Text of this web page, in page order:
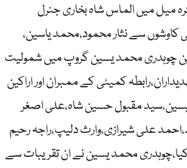
میل میں الماس شاہ بخاری جنرل
کاوشوں سے نثار محمود،محمد یاسین،
چوہدری محمد یسین گروپ میں شمولیت
کمیٹی کے ممبران اور اراکین
مقبول حسین شاہ،علی اصغر
علی شیرازی،وارث دلیپ،راجہ رحیم
محمد یسین نے ان تقریبات سے